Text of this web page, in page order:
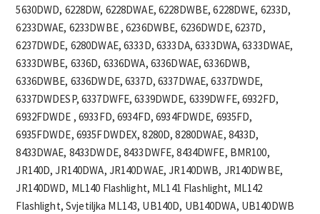
5630DWD, 6228DW, 6228DWAE, 6228DWBE, 6228DWE, 6233D,
6233DWAE, 6233DWBE , 6236DWBE, 6236DWDE, 6237D,
6237DWDE, 6280DWAE, 6333D, 6333DA, 6333DWA, 6333DWAE,
6333DWBE, 6336D, 6336DWA, 6336DWAE, 6336DWB,
6336DWBE, 6336DWDE, 6337D, 6337DWAE, 6337DWDE,
6337DWDESP, 6337DWFE, 6339DWDE, 6339DWFE, 6932FD,
6932FDWDE , 6933FD, 6934FD, 6934FDWDE, 6935FD,
6935FDWDE, 6935FDWDEX, 8280D, 8280DWAE, 8433D,
8433DWAE, 8433DWDE, 8433DWFE, 8434DWFE, BMR100,
JR140D, JR140DWA, JR140DWAE, JR140DWB, JR140DWBE,
JR140DWD, ML140 Flashlight, ML141 Flashlight, ML142
Flashlight, Svjetiljka ML143, UB140D, UB140DWA, UB140DWB